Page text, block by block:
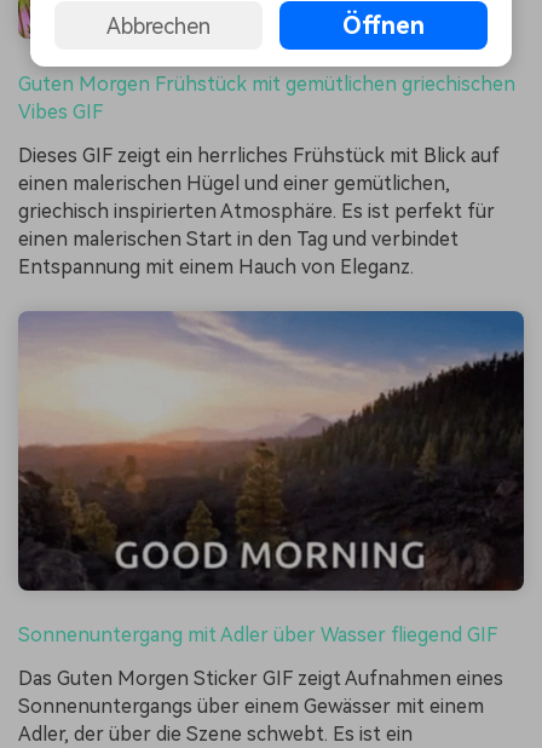
Guten Morgen Frühstück mit gemütlichen griechischen
Vibes GIF
Dieses GIF zeigt ein herrliches Frühstück mit Blick auf
einen malerischen Hügel und einer gemütlichen,
griechisch inspirierten Atmosphäre. Es ist perfekt für
einen malerischen Start in den Tag und verbindet
Entspannung mit einem Hauch von Eleganz.
Sonnenuntergang mit Adler über Wasser fliegend GIF
Das Guten Morgen Sticker GIF zeigt Aufnahmen eines
Sonnenuntergangs über einem Gewässer mit einem
Adler, der über die Szene schwebt. Es ist ein
Abbrechen Öffnen